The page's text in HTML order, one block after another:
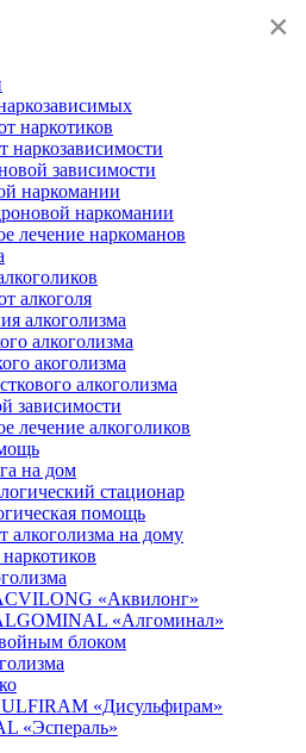
наркотиков
наркозависимости
зависимости
наркомании
наркомании
лечение наркоманов
алкоголя
алкоголизма
алкоголизма
акоголизма
алкоголизма
зависимости
лечение алкоголиков
на дом
стационар
помощь
алкоголизма на дому
«Аквилонг»
«Алгоминал»
блоком
«Дисульфирам»
«Эспераль»
×